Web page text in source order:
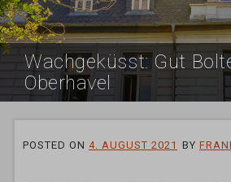
Wachgeküsst: Gut
Oberhavel
POSTED ON 4. AUGUST 2021 BY